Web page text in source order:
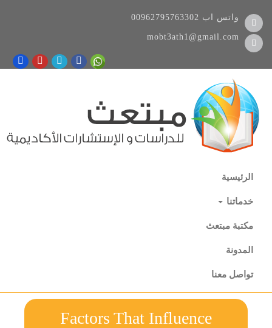
00962795763302 واتس اب
mobt3ath1@gmail.com
الرئيسية
خدماتنا
مكتبة مبتعث
المدونة
تواصل معنا
Factors That Influence